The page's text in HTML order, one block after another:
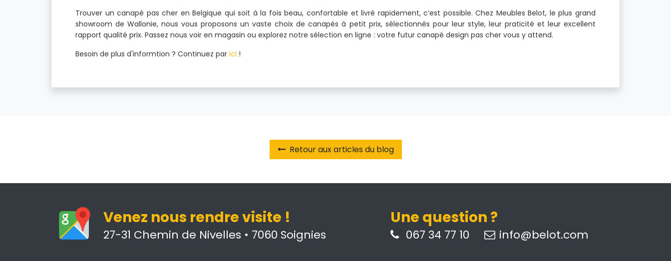
Trouver un canapé pas cher en Belgique qui soit à la fois beau, confortable et livré rapidement, c’est possible. Chez Meubles Belot, le plus grand
showroom de Wallonie, nous vous proposons un vaste choix de canapés à petit prix, sélectionnés pour leur style, leur praticité et leur excellent
rapport qualité prix. Passez nous voir en magasin ou explorez notre sélection en ligne : votre futur canapé design pas cher vous y attend.
Besoin de plus d'informtion ? Continuez par ici !
Retour aux articles du blog
Venez nous rendre visite !
27-31 Chemin de Nivelles • 7060 Soignies
Une question ?
067 34 77 10 info@belot.com